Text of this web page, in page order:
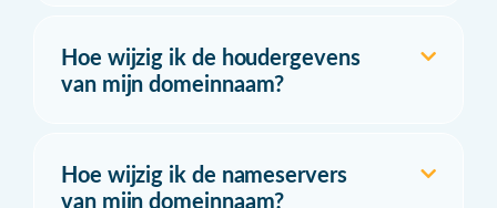
Hoe wijzig ik de houdergevens
van mijn domeinnaam?
Hoe wijzig ik de nameservers
van mijn domeinnaam?